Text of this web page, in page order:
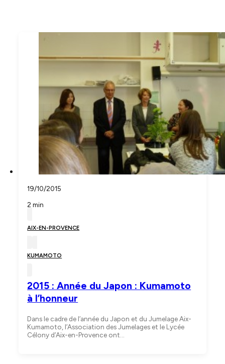
19/10/2015
2 min
AIX-EN-PROVENCE
KUMAMOTO
2015 : Année du Japon : Kumamoto
à l’honneur
Dans le cadre de l’année du Japon et du Jumelage Aix-
Kumamoto, l’Association des Jumelages et le Lycée
Célony d’Aix-en-Provence ont…